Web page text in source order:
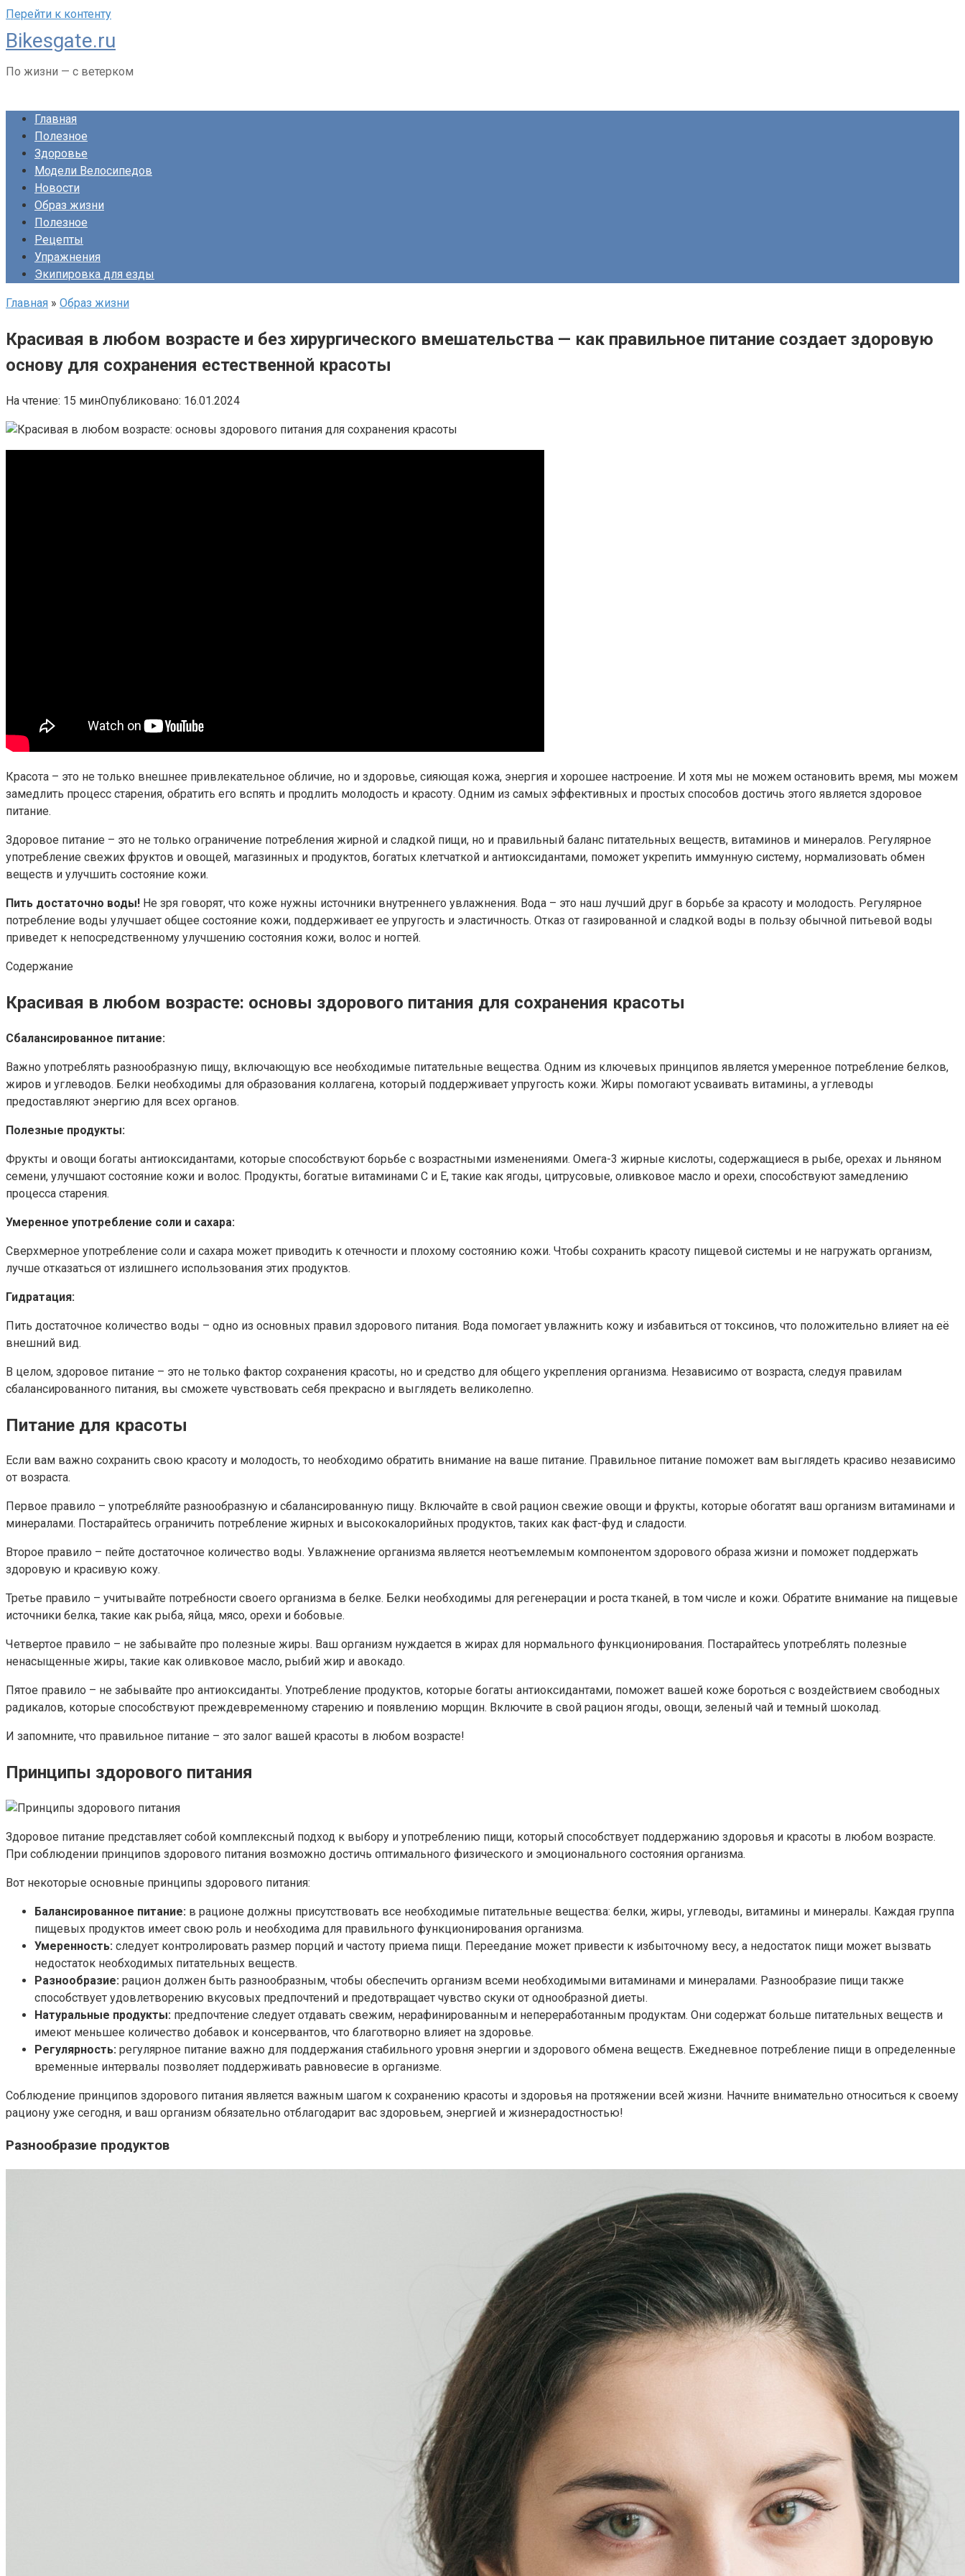
Перейти к контенту
Bikesgate.ru
По жизни — с ветерком
Главная
Полезное
Здоровье
Модели Велосипедов
Новости
Образ жизни
Полезное
Рецепты
Упражнения
Экипировка для езды
Главная » Образ жизни
Красивая в любом возрасте и без хирургического вмешательства — как правильное питание создает здоровую
основу для сохранения естественной красоты
На чтение: 15 минОпубликовано: 16.01.2024
Красота – это не только внешнее привлекательное обличие, но и здоровье, сияющая кожа, энергия и хорошее настроение. И хотя мы не можем остановить время, мы можем
замедлить процесс старения, обратить его вспять и продлить молодость и красоту. Одним из самых эффективных и простых способов достичь этого является здоровое
питание.
Здоровое питание – это не только ограничение потребления жирной и сладкой пищи, но и правильный баланс питательных веществ, витаминов и минералов. Регулярное
употребление свежих фруктов и овощей, магазинных и продуктов, богатых клетчаткой и антиоксидантами, поможет укрепить иммунную систему, нормализовать обмен
веществ и улучшить состояние кожи.
Пить достаточно воды! Не зря говорят, что коже нужны источники внутреннего увлажнения. Вода – это наш лучший друг в борьбе за красоту и молодость. Регулярное
потребление воды улучшает общее состояние кожи, поддерживает ее упругость и эластичность. Отказ от газированной и сладкой воды в пользу обычной питьевой воды
приведет к непосредственному улучшению состояния кожи, волос и ногтей.
Содержание
Красивая в любом возрасте: основы здорового питания для сохранения красоты
Сбалансированное питание:
Важно употреблять разнообразную пищу, включающую все необходимые питательные вещества. Одним из ключевых принципов является умеренное потребление белков,
жиров и углеводов. Белки необходимы для образования коллагена, который поддерживает упругость кожи. Жиры помогают усваивать витамины, а углеводы
предоставляют энергию для всех органов.
Полезные продукты:
Фрукты и овощи богаты антиоксидантами, которые способствуют борьбе с возрастными изменениями. Омега-3 жирные кислоты, содержащиеся в рыбе, орехах и льняном
семени, улучшают состояние кожи и волос. Продукты, богатые витаминами С и Е, такие как ягоды, цитрусовые, оливковое масло и орехи, способствуют замедлению
процесса старения.
Умеренное употребление соли и сахара:
Сверхмерное употребление соли и сахара может приводить к отечности и плохому состоянию кожи. Чтобы сохранить красоту пищевой системы и не нагружать организм,
лучше отказаться от излишнего использования этих продуктов.
Гидратация:
Пить достаточное количество воды – одно из основных правил здорового питания. Вода помогает увлажнить кожу и избавиться от токсинов, что положительно влияет на её
внешний вид.
В целом, здоровое питание – это не только фактор сохранения красоты, но и средство для общего укрепления организма. Независимо от возраста, следуя правилам
сбалансированного питания, вы сможете чувствовать себя прекрасно и выглядеть великолепно.
Питание для красоты
Если вам важно сохранить свою красоту и молодость, то необходимо обратить внимание на ваше питание. Правильное питание поможет вам выглядеть красиво независимо
от возраста.
Первое правило – употребляйте разнообразную и сбалансированную пищу. Включайте в свой рацион свежие овощи и фрукты, которые обогатят ваш организм витаминами и
минералами. Постарайтесь ограничить потребление жирных и высококалорийных продуктов, таких как фаст-фуд и сладости.
Второе правило – пейте достаточное количество воды. Увлажнение организма является неотъемлемым компонентом здорового образа жизни и поможет поддержать
здоровую и красивую кожу.
Третье правило – учитывайте потребности своего организма в белке. Белки необходимы для регенерации и роста тканей, в том числе и кожи. Обратите внимание на пищевые
источники белка, такие как рыба, яйца, мясо, орехи и бобовые.
Четвертое правило – не забывайте про полезные жиры. Ваш организм нуждается в жирах для нормального функционирования. Постарайтесь употреблять полезные
ненасыщенные жиры, такие как оливковое масло, рыбий жир и авокадо.
Пятое правило – не забывайте про антиоксиданты. Употребление продуктов, которые богаты антиоксидантами, поможет вашей коже бороться с воздействием свободных
радикалов, которые способствуют преждевременному старению и появлению морщин. Включите в свой рацион ягоды, овощи, зеленый чай и темный шоколад.
И запомните, что правильное питание – это залог вашей красоты в любом возрасте!
Принципы здорового питания
Здоровое питание представляет собой комплексный подход к выбору и употреблению пищи, который способствует поддержанию здоровья и красоты в любом возрасте.
При соблюдении принципов здорового питания возможно достичь оптимального физического и эмоционального состояния организма.
Вот некоторые основные принципы здорового питания:
Балансированное питание: в рационе должны присутствовать все необходимые питательные вещества: белки, жиры, углеводы, витамины и минералы. Каждая группа
пищевых продуктов имеет свою роль и необходима для правильного функционирования организма.
Умеренность: следует контролировать размер порций и частоту приема пищи. Переедание может привести к избыточному весу, а недостаток пищи может вызвать
недостаток необходимых питательных веществ.
Разнообразие: рацион должен быть разнообразным, чтобы обеспечить организм всеми необходимыми витаминами и минералами. Разнообразие пищи также
способствует удовлетворению вкусовых предпочтений и предотвращает чувство скуки от однообразной диеты.
Натуральные продукты: предпочтение следует отдавать свежим, нерафинированным и непереработанным продуктам. Они содержат больше питательных веществ и
имеют меньшее количество добавок и консервантов, что благотворно влияет на здоровье.
Регулярность: регулярное питание важно для поддержания стабильного уровня энергии и здорового обмена веществ. Ежедневное потребление пищи в определенные
временные интервалы позволяет поддерживать равновесие в организме.
Соблюдение принципов здорового питания является важным шагом к сохранению красоты и здоровья на протяжении всей жизни. Начните внимательно относиться к своему
рациону уже сегодня, и ваш организм обязательно отблагодарит вас здоровьем, энергией и жизнерадостностью!
Разнообразие продуктов